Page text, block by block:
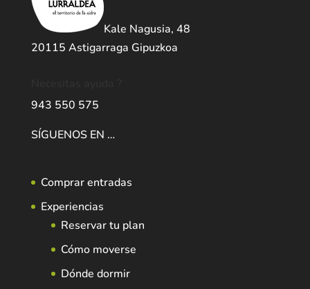
Kale Nagusia, 48
20115 Astigarraga Gipuzkoa
943 550 575
SÍGUENOS EN …
Comprar entradas
Experiencias
Reservar tu plan
Cómo moverse
Dónde dormir